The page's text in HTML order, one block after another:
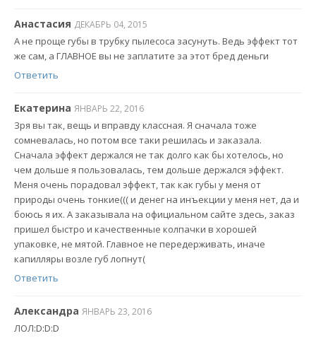
Анастасия ДЕКАБРЬ 04, 2015
А не проще губы в трубку пылесоса засунуть. Ведь эффект тот
же сам, а ГЛАВНОЕ вы не заплатите за этот бред деньги
Ответить
Екатерина ЯНВАРЬ 22, 2016
Зря вы так, вещь и вправду классная. Я сначала тоже
сомневалась, но потом все таки решилась и заказала.
Сначала эффект держался не так долго как бы хотелось, но
чем дольше я пользовалась, тем дольше держался эффект.
Меня очень порадовал эффект, так как губы у меня от
природы очень тонкие((( и денег на инъекции у меня нет, да и
боюсь я их. А заказывала на официальном сайте здесь, заказ
пришел быстро и качественные колпачки в хорошей
упаковке, не мятой. Главное не передерживать, иначе
капилляры возле губ лопнут(
Ответить
Александра ЯНВАРЬ 23, 2016
ЛОЛ:D:D:D